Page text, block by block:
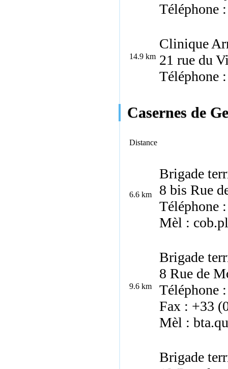
Téléphone
14.9 km
Clinique
21 rue du
Téléphone
Casernes de
Distance
6.6 km
Brigade
8 bis Rue
Téléphone
Mèl :
9.6 km
Brigade
8 Rue de
Téléphone
Fax : +33
Mèl :
Brigade